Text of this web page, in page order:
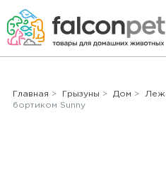
Главная > Грызуны > Дом >
бортиком Sunny